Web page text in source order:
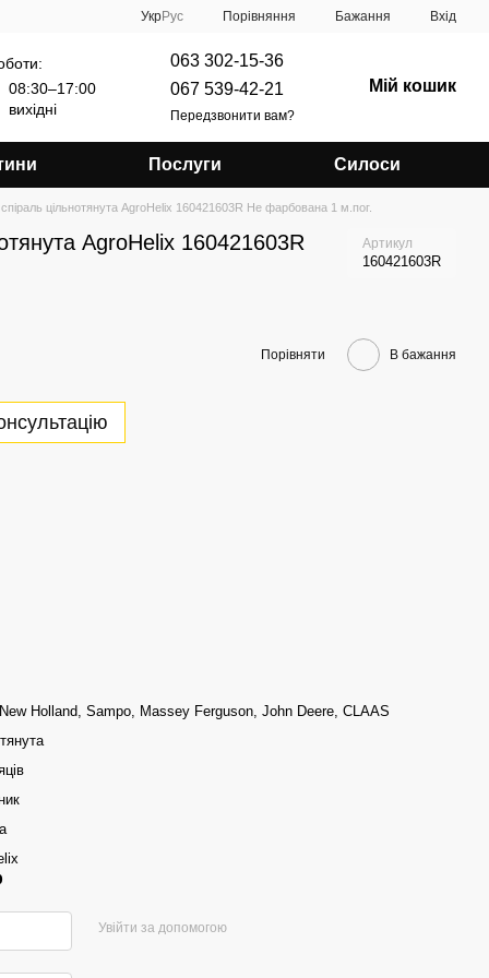
УкрРус Порівняння Бажання Вхід
08:30–17:00
вихідні
063 302-15-36
067 539-42-21
Передзвонити вам?
Мій кошик
Послуги Силоси
цільнотянута AgroHelix 160421603R Не фарбована 1 м.пог.
AgroHelix 160421603R Артикул
160421603R
Порівняти В бажання
Holland, Sampo, Massey Ferguson, John Deere, CLAAS
Увійти за допомогою